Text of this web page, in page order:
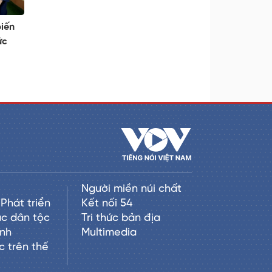
triển
dân tộc
trên thế
Người miền núi chất
Kết nối 54
Tri thức bản địa
Multimedia